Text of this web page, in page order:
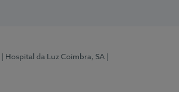
| Hospital da Luz Coimbra, SA